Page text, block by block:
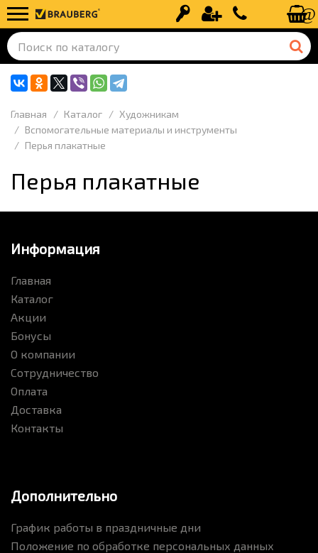
Вход Регистрация+7 (499) 110-
Главная Каталог
Художникам
Вспомогательные материалы и инструменты
Перья плакатные
Перья плакатные
Информация
Главная
Каталог
Акции
Бонусы
О компании
Сотрудничество
Оплата
Доставка
Контакты
Дополнительно
График работы в праздничные дни
Положение по обработке персональных данных